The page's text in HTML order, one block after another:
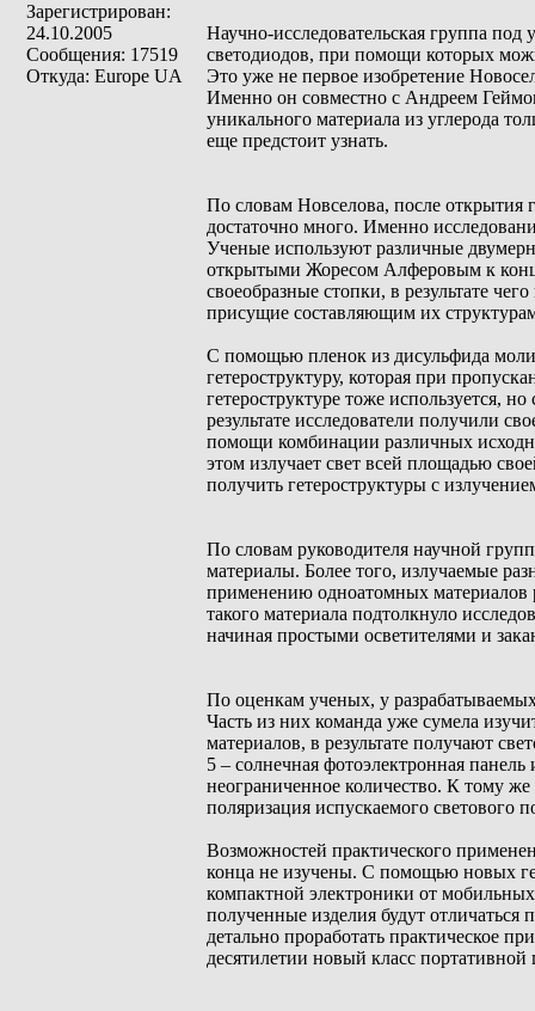
Зарегистрирован:
24.10.2005
Сообщения: 17519
Откуда: Europe UA
Научно-исследовательская группа
светодиодов, при помощи которых
Это уже не первое изобретение
Именно он совместно с Андреем
уникального материала из углерода
еще предстоит узнать.
По словам Новселова, после открытия
достаточно много. Именно
Ученые используют различные
открытыми Жоресом Алферовым к
своеобразные стопки, в результате
присущие составляющим их
С помощью пленок из дисульфида
гетероструктуру, которая при
гетероструктуре тоже используется,
результате исследователи получили
помощи комбинации различных
этом излучает свет всей площадью
получить гетероструктуры с
По словам руководителя научной
материалы. Более того, излучаемые
применению одноатомных материалов
такого материала подтолкнуло
начиная простыми осветителями и
По оценкам ученых, у
Часть из них команда уже сумела
материалов, в результате получают
5 – солнечная фотоэлектронная
неограниченное количество. К тому
поляризация испускаемого светового
Возможностей практического
конца не изучены. С помощью новых
компактной электроники от
полученные изделия будут
детально проработать практическое
десятилетии новый класс